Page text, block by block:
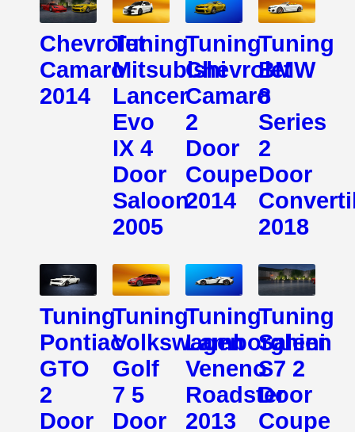
Chevrolet
Camaro
2014
Tuning
Mitsubishi
Lancer
Evo
IX 4
Door
Saloon
2005
Tuning
Chevrolet
Camaro
2
Door
Coupe
2014
Tuning
BMW
8
Series
2
Door
2018
Tuning
Pontiac
GTO
2
Door
Tuning
Volkswagen
Golf
7 5
Door
Tuning
Lamborghini
Veneno
Roadster
2013
Tuning
Saleen
S7 2
Door
Coupe